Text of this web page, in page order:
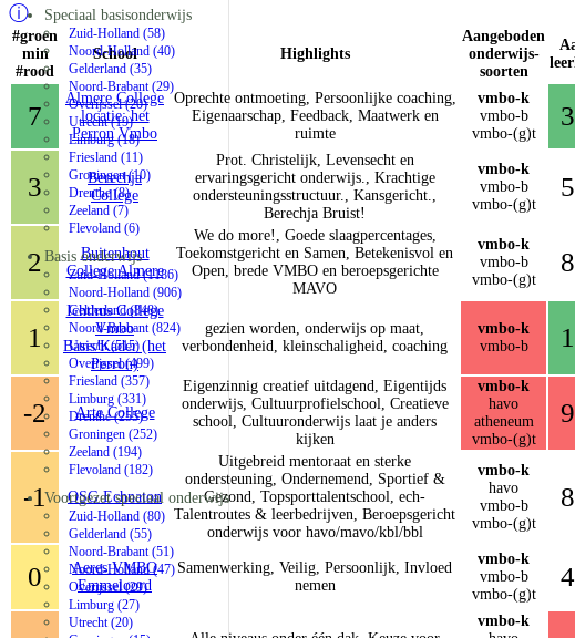
Speciaal basisonderwijs
Zuid-Holland (58)
Noord-Holland (40)
Gelderland (35)
Noord-Brabant (29)
Overijssel (20)
Utrecht (19)
Limburg (18)
Friesland (11)
Groningen (10)
Drenthe (8)
Zeeland (7)
Flevoland (6)
Basis onderwijs
Zuid-Holland (1186)
Noord-Holland (906)
Gelderland (848)
Noord-Brabant (824)
Utrecht (515)
Overijssel (499)
Friesland (357)
Limburg (331)
Drenthe (255)
Groningen (252)
Zeeland (194)
Flevoland (182)
Voortgezet speciaal onderwijs
Zuid-Holland (80)
Gelderland (55)
Noord-Brabant (51)
Noord-Holland (47)
Overijssel (29)
Limburg (27)
Utrecht (20)
ⓘ
#groen
min
#rood
School Highlights
Aangeboden
onderwijs-
soorten
7
Almere College
locatie: het
Perron Vmbo
Oprechte ontmoeting, Persoonlijke coaching,
Eigenaarschap, Feedback, Maatwerk en
ruimte
vmbo-k
vmbo-b
vmbo-(g)t
3
Berechja
College
Prot. Christelijk, Levensecht en
ervaringsgericht onderwijs., Krachtige
ondersteuningsstructuur., Kansgericht.,
Berechja Bruist!
vmbo-k
vmbo-b
vmbo-(g)t
2
Buitenhout
College Almere
We do more!, Goede slaagpercentages,
Toekomstgericht en Samen, Betekenisvol en
Open, brede VMBO en beroepsgerichte
MAVO
vmbo-k
vmbo-b
vmbo-(g)t
1
Ichthus College
Vmbo
Basis/Kader (het
Perron)
gezien worden, onderwijs op maat,
verbondenheid, kleinschaligheid, coaching
vmbo-k
vmbo-b
-2 Arte College
Eigenzinnig creatief uitdagend, Eigentijds
onderwijs, Cultuurprofielschool, Creatieve
school, Cultuuronderwijs laat je anders
kijken
vmbo-k
havo
atheneum
vmbo-(g)t
-1 OSG Echnaton
Uitgebreid mentoraat en sterke
ondersteuning, Ondernemend, Sportief &
Gezond, Topsporttalentschool, ech-
Talentroutes & leerbedrijven, Beroepsgericht
onderwijs voor havo/mavo/kbl/bbl
vmbo-k
havo
vmbo-b
vmbo-(g)t
0
Aeres VMBO
Emmeloord
Samenwerking, Veilig, Persoonlijk, Invloed
nemen
vmbo-k
vmbo-b
vmbo-(g)t
vmbo-k